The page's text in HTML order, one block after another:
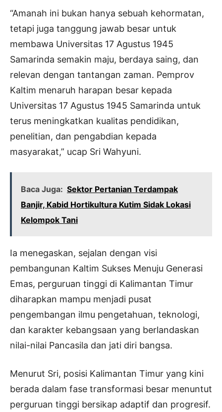
“Amanah ini bukan hanya sebuah kehormatan,
tetapi juga tanggung jawab besar untuk
membawa Universitas 17 Agustus 1945
Samarinda semakin maju, berdaya saing, dan
relevan dengan tantangan zaman. Pemprov
Kaltim menaruh harapan besar kepada
Universitas 17 Agustus 1945 Samarinda untuk
terus meningkatkan kualitas pendidikan,
penelitian, dan pengabdian kepada
masyarakat,” ucap Sri Wahyuni.
Baca Juga: Sektor Pertanian Terdampak
Banjir, Kabid Hortikultura Kutim Sidak Lokasi
Kelompok Tani
Ia menegaskan, sejalan dengan visi
pembangunan Kaltim Sukses Menuju Generasi
Emas, perguruan tinggi di Kalimantan Timur
diharapkan mampu menjadi pusat
pengembangan ilmu pengetahuan, teknologi,
dan karakter kebangsaan yang berlandaskan
nilai-nilai Pancasila dan jati diri bangsa.
Menurut Sri, posisi Kalimantan Timur yang kini
berada dalam fase transformasi besar menuntut
perguruan tinggi bersikap adaptif dan progresif.